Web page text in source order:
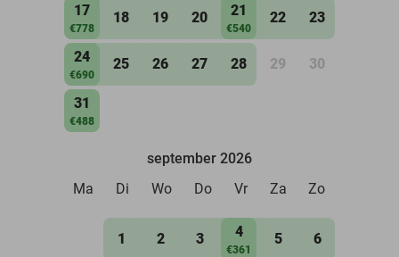
17
€778
18 19 20 21
€540
22 23
24
€690
25 26 27 28 29 30
31
€488
september 2026
Ma
Di Wo Do Vr Za Zo
1 2 3 4
€361
5 6